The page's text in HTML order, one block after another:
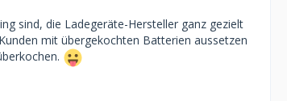
sind, die Ladegeräte-Hersteller ganz gezielt
mit übergekochten Batterien aussetzen